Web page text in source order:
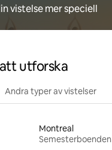
vistelse mer speciell
utforska
Andra typer av vistelser
Montreal
Semesterboenden